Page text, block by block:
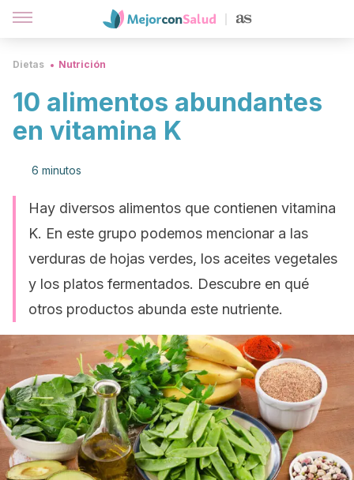
Dietas Nutrición
10 alimentos abundantes
en vitamina K
6 minutos
Hay diversos alimentos que contienen vitamina
K. En este grupo podemos mencionar a las
verduras de hojas verdes, los aceites vegetales
y los platos fermentados. Descubre en qué
otros productos abunda este nutriente.